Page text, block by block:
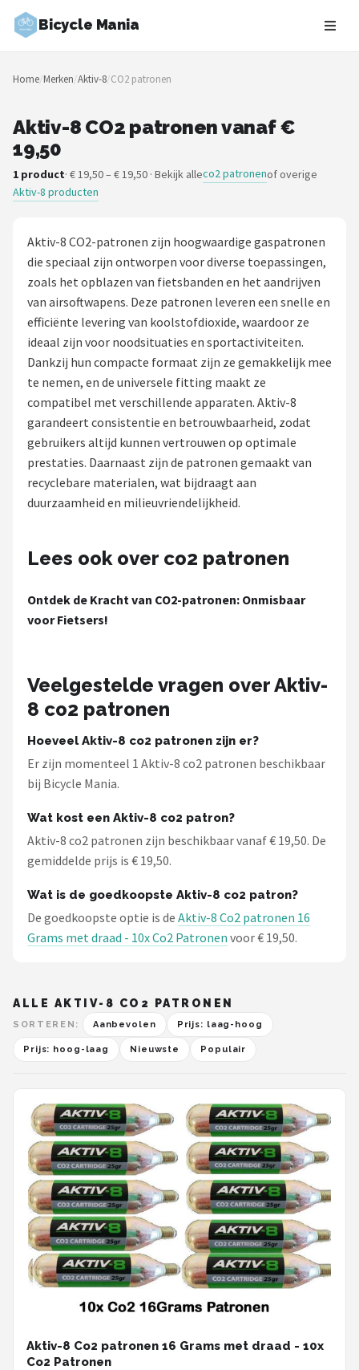
Bicycle Mania
Zoeken
NAVIGATIE
Merken
Blog
Kinderfietsen
Stadsfietsen
Elektrische fietsen
Mountainbikes
Shop
Basil
ABUS
AXA
BBB Cycling
Schwalbe
Voltano
Cortina
Home/Merken/Aktiv-8/CO2 patronen
Aktiv-8 CO2 patronen vanaf €
19,50
1 product· € 19,50 – € 19,50 · Bekijk alleco2 patronenof overige
Aktiv-8 producten
Aktiv-8 CO2-patronen zijn hoogwaardige gaspatronen
die speciaal zijn ontworpen voor diverse toepassingen,
zoals het opblazen van fietsbanden en het aandrijven
van airsoftwapens. Deze patronen leveren een snelle en
efficiënte levering van koolstofdioxide, waardoor ze
ideaal zijn voor noodsituaties en sportactiviteiten.
Dankzij hun compacte formaat zijn ze gemakkelijk mee
te nemen, en de universele fitting maakt ze
compatibel met verschillende apparaten. Aktiv-8
garandeert consistentie en betrouwbaarheid, zodat
gebruikers altijd kunnen vertrouwen op optimale
prestaties. Daarnaast zijn de patronen gemaakt van
recyclebare materialen, wat bijdraagt aan
duurzaamheid en milieuvriendelijkheid.
Lees ook over co2 patronen
Ontdek de Kracht van CO2-patronen: Onmisbaar
voor Fietsers!
Veelgestelde vragen over Aktiv-
8 co2 patronen
Hoeveel Aktiv-8 co2 patronen zijn er?
Er zijn momenteel 1 Aktiv-8 co2 patronen beschikbaar
bij Bicycle Mania.
Wat kost een Aktiv-8 co2 patron?
Aktiv-8 co2 patronen zijn beschikbaar vanaf € 19,50. De
gemiddelde prijs is € 19,50.
Wat is de goedkoopste Aktiv-8 co2 patron?
De goedkoopste optie is de Aktiv-8 Co2 patronen 16
Grams met draad - 10x Co2 Patronen voor € 19,50.
ALLE AKTIV-8 CO2 PATRONEN
SORTEREN: Aanbevolen Prijs: laag-hoog
Prijs: hoog-laag Nieuwste Populair
Aktiv-8 Co2 patronen 16 Grams met draad - 10x
Co2 Patronen